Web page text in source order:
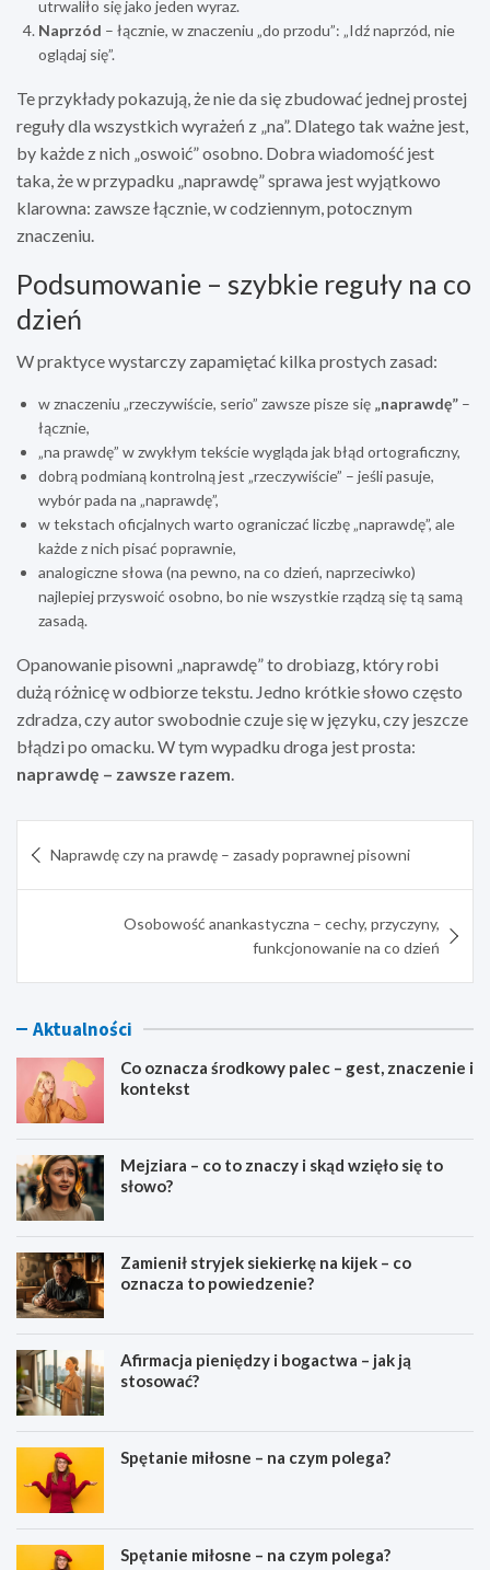
utrwaliło się jako jeden wyraz.
Naprzód – łącznie, w znaczeniu „do przodu”: „Idź naprzód, nie
oglądaj się”.
Te przykłady pokazują, że nie da się zbudować jednej prostej
reguły dla wszystkich wyrażeń z „na”. Dlatego tak ważne jest,
by każde z nich „oswoić” osobno. Dobra wiadomość jest
taka, że w przypadku „naprawdę” sprawa jest wyjątkowo
klarowna: zawsze łącznie, w codziennym, potocznym
znaczeniu.
Podsumowanie – szybkie reguły na co
dzień
W praktyce wystarczy zapamiętać kilka prostych zasad:
w znaczeniu „rzeczywiście, serio” zawsze pisze się „naprawdę” –
łącznie,
„na prawdę” w zwykłym tekście wygląda jak błąd ortograficzny,
dobrą podmianą kontrolną jest „rzeczywiście” – jeśli pasuje,
wybór pada na „naprawdę”,
w tekstach oficjalnych warto ograniczać liczbę „naprawdę”, ale
każde z nich pisać poprawnie,
analogiczne słowa (na pewno, na co dzień, naprzeciwko)
najlepiej przyswoić osobno, bo nie wszystkie rządzą się tą samą
zasadą.
Opanowanie pisowni „naprawdę” to drobiazg, który robi
dużą różnicę w odbiorze tekstu. Jedno krótkie słowo często
zdradza, czy autor swobodnie czuje się w języku, czy jeszcze
błądzi po omacku. W tym wypadku droga jest prosta:
naprawdę – zawsze razem.
wpisu
Naprawdę czy na prawdę – zasady poprawnej pisowni
Osobowość anankastyczna – cechy, przyczyny,
funkcjonowanie na co dzień
Aktualności
Co oznacza środkowy palec – gest, znaczenie i
kontekst
Mejziara – co to znaczy i skąd wzięło się to
słowo?
Zamienił stryjek siekierkę na kijek – co
oznacza to powiedzenie?
Afirmacja pieniędzy i bogactwa – jak ją
stosować?
Spętanie miłosne – na czym polega?
Spętanie miłosne – na czym polega?